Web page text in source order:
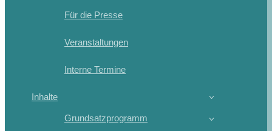
Für die Presse
Veranstaltungen
Interne Termine
Inhalte
Grundsatzprogramm